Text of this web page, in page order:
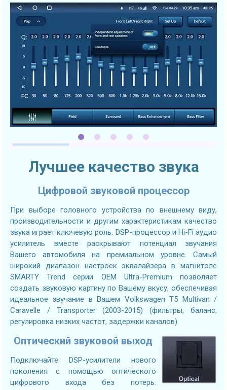
Лучшее качество звука
Цифровой звуковой процессор
При выборе головного устройства по внешнему виду,
производительности и другим характеристикам качество
звука играет ключевую роль. DSP-процессор и Hi-Fi аудио
усилитель вместе раскрывают потенциал звучания
Вашего автомобиля на премиальном уровне. Самый
широкий диапазон настроек эквалайзера в магнитоле
SMARTY Trend серии OEM Ultra-Premium позволяет
создать звуковую картину по Вашему вкусу, обеспечивая
идеальное звучание в Вашем Volkswagen T5 Multivan /
Caravelle / Transporter (2003-2015) (фильтры, баланс,
регулировка низких частот, задержки каналов).
Оптический звуковой выход
Подключайте DSP-усилители нового
поколения с помощью оптического
цифрового входа без потерь.